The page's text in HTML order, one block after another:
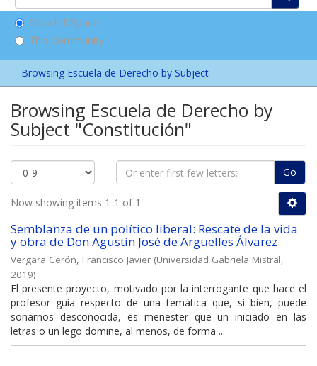
Search DSpace
This Community
Browsing Escuela de Derecho by Subject
Browsing Escuela de Derecho by
Subject "Constitución"
Go
Now showing items 1-1 of 1
Semblanza de un político liberal: Rescate de la vida
y obra de Don Agustín José de Argüelles Álvarez
Vergara Cerón, Francisco Javier (Universidad Gabriela Mistral,
2019)
El presente proyecto, motivado por la interrogante que hace el
profesor guía respecto de una temática que, si bien, puede
sonarnos desconocida, es menester que un iniciado en las
letras o un lego domine, al menos, de forma ...